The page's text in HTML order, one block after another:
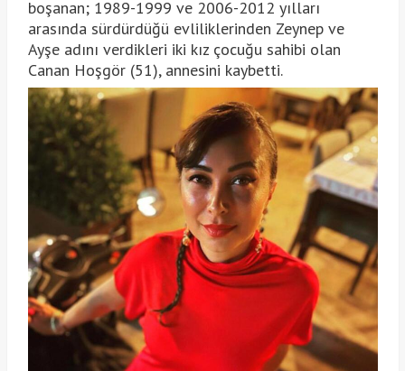
boşanan; 1989-1999 ve 2006-2012 yılları
arasında sürdürdüğü evliliklerinden Zeynep ve
Ayşe adını verdikleri iki kız çocuğu sahibi olan
Canan Hoşgör (51), annesini kaybetti.